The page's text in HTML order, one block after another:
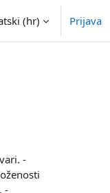
‎(hr)‎ Prijava
-
-